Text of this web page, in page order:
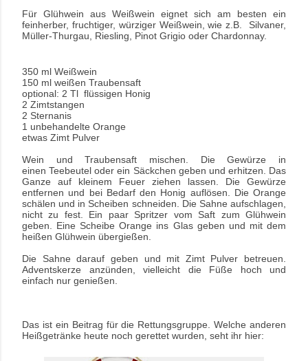
Für Glühwein aus Weißwein eignet sich am besten ein
feinherber, fruchtiger, würziger Weißwein, wie z.B. Silvaner,
Müller-Thurgau, Riesling, Pinot Grigio oder Chardonnay.
350 ml Weißwein
150 ml weißen Traubensaft
optional: 2 Tl flüssigen Honig
2 Zimtstangen
2 Sternanis
1 unbehandelte Orange
etwas Zimt Pulver
Wein und Traubensaft mischen. Die Gewürze in
einenTeebeutel oder ein Säckchen geben und erhitzen. Das
Ganze auf kleinem Feuer ziehen lassen. Die Gewürze
entfernen und bei Bedarf den Honig auflösen. Die Orange
schälen und in Scheiben schneiden. Die Sahne aufschlagen,
nicht zu fest. Ein paar Spritzer vom Saft zum Glühwein
geben. Eine Scheibe Orange ins Glas geben und mit dem
heißen Glühwein übergießen.
Die Sahne darauf geben und mit Zimt Pulver betreuen.
Adventskerze anzünden, vielleicht die Füße hoch und
einfach nur genießen.
Das ist ein Beitrag für die Rettungsgruppe. Welche anderen
Heißgetränke heute noch gerettet wurden, seht ihr hier: